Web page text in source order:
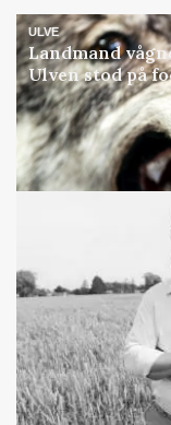
ULVE
Landmand
Ulven stod på